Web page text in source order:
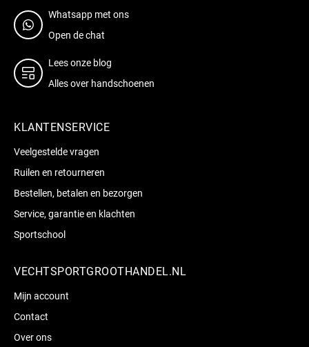
Whatsapp met ons
Open de chat
Lees onze blog
Alles over handschoenen
KLANTENSERVICE
Veelgestelde vragen
Ruilen en retourneren
Bestellen, betalen en bezorgen
Service, garantie en klachten
Sportschool
VECHTSPORTGROOTHANDEL.NL
Mijn account
Contact
Over ons